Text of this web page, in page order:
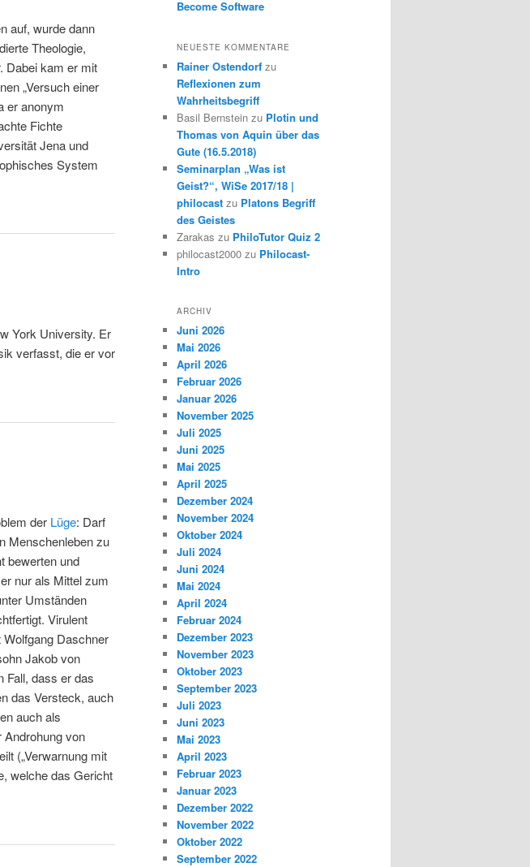
auf, wurde dann
Theologie,
Dabei kam er mit
„Versuch einer
er anonym
Fichte
Jena und
System
York University. Er
verfasst, die er vor
der Lüge: Darf
Menschenleben zu
bewerten und
nur als Mittel zum
Umständen
Virulent
Daschner
Jakob von
Fall, dass er das
das Versteck, auch
auch als
Androhung von
(„Verwarnung mit
welche das Gericht
Become Software
NEUESTE KOMMENTARE
Rainer Ostendorf zu
Reflexionen zum
Wahrheitsbegriff
Basil Bernstein zu Plotin und
Thomas von Aquin über das
Gute (16.5.2018)
Seminarplan „Was ist
Geist?“, WiSe 2017/18 |
philocast zu Platons Begriff
des Geistes
Zarakas zu PhiloTutor Quiz 2
philocast2000 zu Philocast-
Intro
ARCHIV
Juni 2026
Mai 2026
April 2026
Februar 2026
Januar 2026
November 2025
Juli 2025
Juni 2025
Mai 2025
April 2025
Dezember 2024
November 2024
Oktober 2024
Juli 2024
Juni 2024
Mai 2024
April 2024
Februar 2024
Dezember 2023
November 2023
Oktober 2023
September 2023
Juli 2023
Juni 2023
Mai 2023
April 2023
Februar 2023
Januar 2023
Dezember 2022
November 2022
Oktober 2022
September 2022